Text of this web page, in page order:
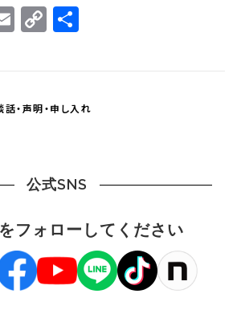
Email
Copy
話・声明・申し入れ
公式SNS
フォローしてください